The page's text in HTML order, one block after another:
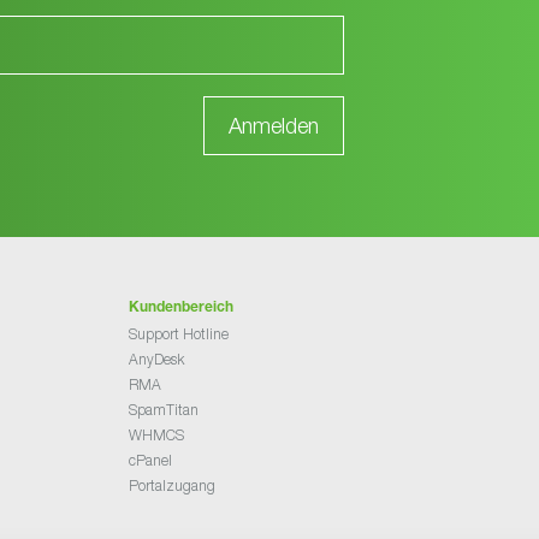
Kundenbereich
Support Hotline
AnyDesk
RMA
SpamTitan
WHMCS
cPanel
Portalzugang